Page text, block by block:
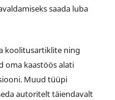
saada luba
ning
oma kaastöös alati
Muud tüüpi
autoritelt täiendavalt